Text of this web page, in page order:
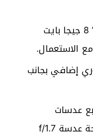
مساحة الرامات “الذاكرة العشوائية” 8 جيجا بايت
الاستعمال.
إضافي بجانب
عدسات
الأساسية بدقة 48 ميجا بكسل وفتحة عدسة f/1.7